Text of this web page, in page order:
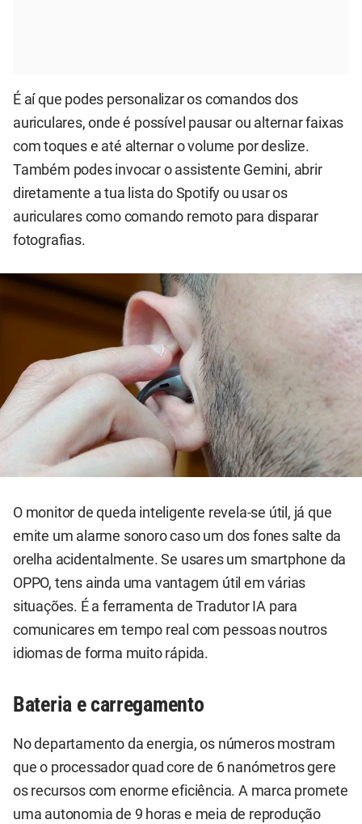
É aí que podes personalizar os comandos dos
auriculares, onde é possível pausar ou alternar faixas
com toques e até alternar o volume por deslize.
Também podes invocar o assistente Gemini, abrir
diretamente a tua lista do Spotify ou usar os
auriculares como comando remoto para disparar
fotografias.
O monitor de queda inteligente revela-se útil, já que
emite um alarme sonoro caso um dos fones salte da
orelha acidentalmente. Se usares um smartphone da
OPPO, tens ainda uma vantagem útil em várias
situações. É a ferramenta de Tradutor IA para
comunicares em tempo real com pessoas noutros
idiomas de forma muito rápida.
Bateria e carregamento
No departamento da energia, os números mostram
que o processador quad core de 6 nanómetros gere
os recursos com enorme eficiência. A marca promete
uma autonomia de 9 horas e meia de reprodução